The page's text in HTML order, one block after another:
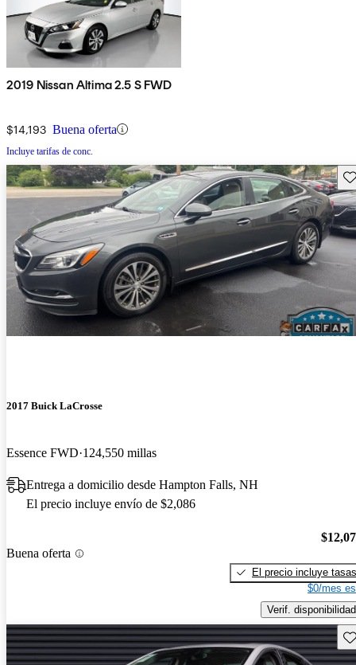
2019 Nissan Altima 2.5 S FWD
$14,193 Buena oferta
Incluye tarifas de conc.
2017 Buick LaCrosse
Essence FWD 124,550 millas
Entrega a domicilio desde Hampton Falls, NH
El precio incluye envío de $2,086
Buena oferta
El precio incluye tasas
$0/mes
Verif. disponibilidad